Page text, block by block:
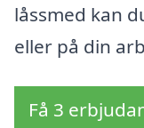
låssmed kan
eller på din
Få 3